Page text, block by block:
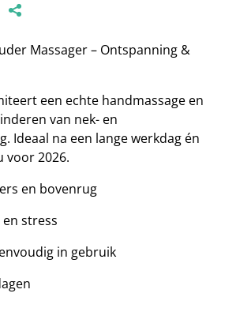
Massager – Ontspanning &
een echte handmassage en
van nek- en
Ideaal na een lange werkdag én
voor 2026.
en bovenrug
stress
in gebruik